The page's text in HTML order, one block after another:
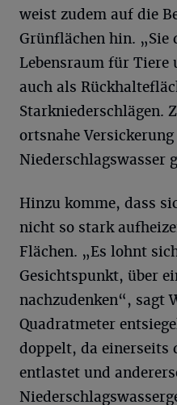
weist zudem auf die
Grünflächen hin. „Sie
Lebensraum für Tiere
auch als
Starkniederschlägen.
ortsnahe
Niederschlagswasser
Hinzu komme, dass
nicht so stark
Flächen. „Es lohnt
Gesichtspunkt, über
nachzudenken“, sagt
Quadratmeter
doppelt, da einerseits
entlastet und